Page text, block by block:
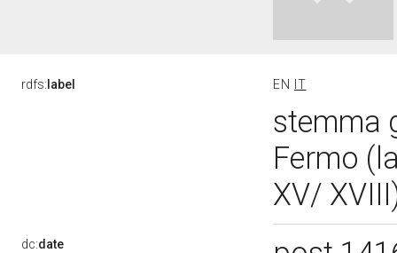
rdfs: label EN IT
stemma
Fermo
XV/
dc:date